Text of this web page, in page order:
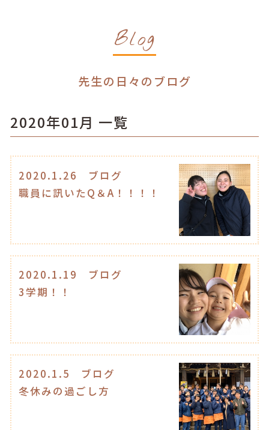
Blog
先生の日々のブログ
2020年01月 一覧
2020.1.26
ブログ
職員に訊いたQ＆A！！！！
2020.1.19
ブログ
3学期！！
2020.1.5
ブログ
冬休みの過ごし方